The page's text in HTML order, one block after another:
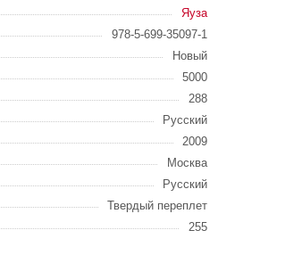
Яуза
978-5-699-35097-1
Новый
5000
288
Русский
2009
Москва
Русский
Твердый переплет
255